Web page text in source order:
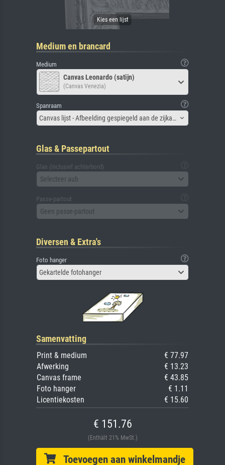
Medium en brancard
Medium
Canvas Leonardo (satijn)
(Canvas Venezia)
Spanraam
Canvas lijst - Afbeelding gespiegeld aan de zijkant
Glas & Passepartout
Glas (inclusief achterbord)
Selecteer aub
Passe-partout
Geen passe-partout
Diversen & Extra's
Foto hanger
Gekartelde fotohanger
Samenvatting
Print & medium
€ 77.97
Afwerking
€ 13.23
Canvas frame
€ 43.85
Foto hanger
€ 1.11
Licentiekosten
€ 15.60
€ 151.76
(Enthält 21% MwSt.)
Toevoegen aan winkelmandje